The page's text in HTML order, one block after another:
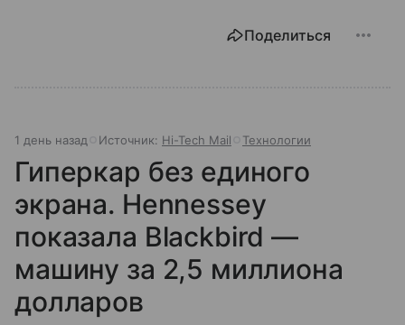
Поделиться
1 день назад Источник: Hi-Tech Mail Технологии
Гиперкар без единого
экрана. Hennessey
показала Blackbird —
машину за 2,5 миллиона
долларов